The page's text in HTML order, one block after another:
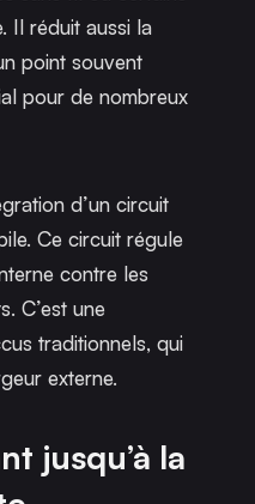
Il réduit aussi la
point souvent
pour de nombreux
d’un circuit
Ce circuit régule
contre les
C’est une
traditionnels, qui
externe.
jusqu’à la